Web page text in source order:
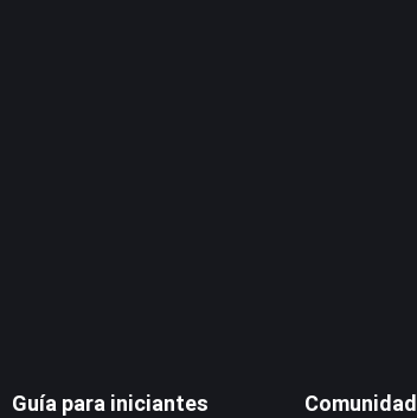
Guía para iniciantes Comunidad